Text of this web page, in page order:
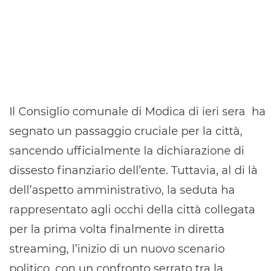
Il Consiglio comunale di Modica di ieri sera ha
segnato un passaggio cruciale per la città,
sancendo ufficialmente la dichiarazione di
dissesto finanziario dell’ente. Tuttavia, al di là
dell’aspetto amministrativo, la seduta ha
rappresentato agli occhi della città collegata
per la prima volta finalmente in diretta
streaming, l’inizio di un nuovo scenario